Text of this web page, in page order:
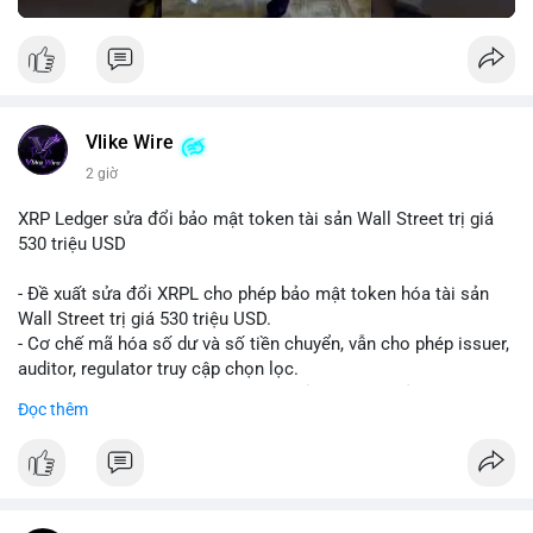
Vlike Wire
2 giờ
XRP Ledger sửa đổi bảo mật token tài sản Wall Street trị giá
530 triệu USD
- Đề xuất sửa đổi XRPL cho phép bảo mật token hóa tài sản
Wall Street trị giá 530 triệu USD.
- Cơ chế mã hóa số dư và số tiền chuyển, vẫn cho phép issuer,
auditor, regulator truy cập chọn lọc.
tài chính.
chức tài chính.
Đọc thêm